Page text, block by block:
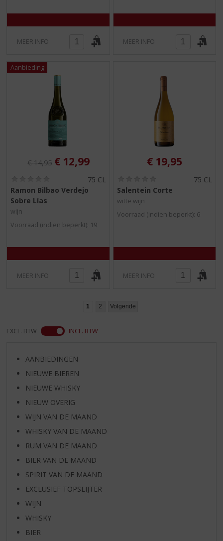
)
MEER INFO
)
MEER INFO
Originele prijs was:
€14,95 , Huidige prijs is:
€ 12,99
)
75 CL
Ramon Bilbao Verdejo
Sobre Lías
wijn
Voorraad (indien beperkt): 19
MEER INFO
€ 19,95
,
5
75 CL
Salentein Corte
witte wijn
Voorraad (indien beperkt): 6
MEER INFO
1 2 Volgende
EXCL. BTW INCL. BTW
AANBIEDINGEN
NIEUWE BIEREN
NIEUWE WHISKY
NIEUW OVERIG
WIJN VAN DE MAAND
WHISKY VAN DE MAAND
RUM VAN DE MAAND
BIER VAN DE MAAND
SPIRIT VAN DE MAAND
EXCLUSIEF TOPSLIJTER
WIJN
WHISKY
BIER